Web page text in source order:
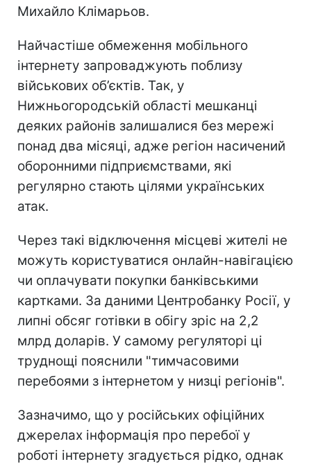
Михайло Клімарьов.
Найчастіше обмеження мобільного
інтернету запроваджують поблизу
військових об’єктів. Так, у
Нижньогородській області мешканці
деяких районів залишалися без мережі
понад два місяці, адже регіон насичений
оборонними підприємствами, які
регулярно стають цілями українських
атак.
Через такі відключення місцеві жителі не
можуть користуватися онлайн-навігацією
чи оплачувати покупки банківськими
картками. За даними Центробанку Росії, у
липні обсяг готівки в обігу зріс на 2,2
млрд доларів. У самому регуляторі ці
труднощі пояснили "тимчасовими
перебоями з інтернетом у низці регіонів".
Зазначимо, що у російських офіційних
джерелах інформація про перебої у
роботі інтернету згадується рідко, однак